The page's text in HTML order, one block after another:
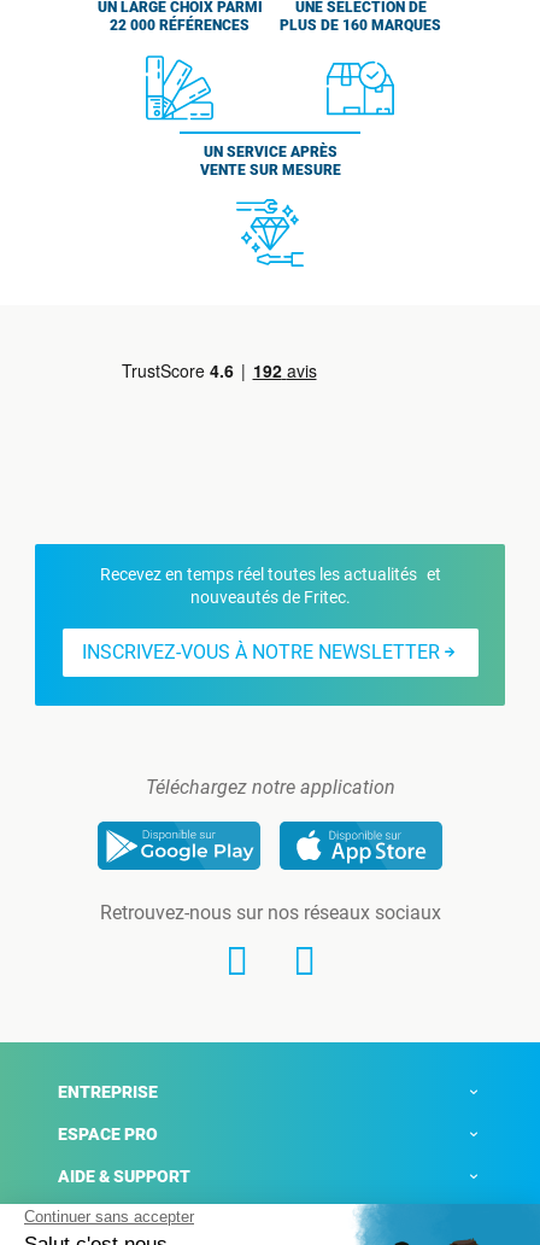
UN LARGE CHOIX PARMI
22 000 RÉFÉRENCES
UNE SÉLECTION DE
PLUS DE 160 MARQUES
UN SERVICE APRÈS
VENTE SUR MESURE
Recevez en temps réel toutes les actualités et
nouveautés de Fritec.
INSCRIVEZ-VOUS À NOTRE NEWSLETTER
Téléchargez notre application
Retrouvez-nous sur nos réseaux sociaux
ENTREPRISE
ESPACE PRO
AIDE & SUPPORT
ACTUALITÉS